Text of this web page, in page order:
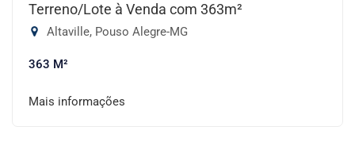
Terreno/Lote à Venda com 363m²
Altaville, Pouso Alegre-MG
363 M²
Mais informações